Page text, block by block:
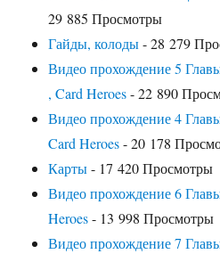
29 885 Просмотры
Гайды, колоды- 28 279
Видео прохождение 5
, Card Heroes- 22 890
Видео прохождение 4
Card Heroes- 20 178
Карты- 17 420 Просмотры
Видео прохождение 6
Heroes- 13 998 Просмотры
Видео прохождение 7